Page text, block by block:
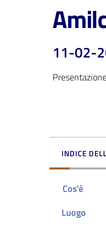
11-02-
INDICE
Cos'è
Luogo